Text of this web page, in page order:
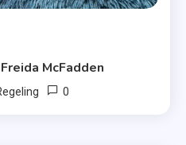
McFadden
0